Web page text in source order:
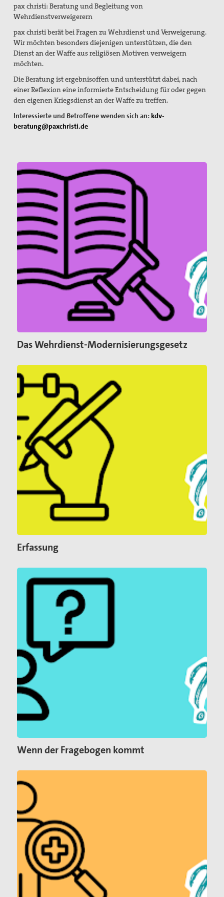
Die Pax Christi Kirche in Essen
Aktionen Kampagnen Wissenswertes
Aktion Aufschrei
atomwaffenfrei - jetzt
Ausstellung Frieden(s)gestalten
Kriegsdienstverweigerung
pax christi: Beratung und Begleitung von
Wehrdienstverweigerern
pax christi berät bei Fragen zu Wehrdienst und Verweigerung.
Wir möchten besonders diejenigen unterstützen, die den
Dienst an der Waffe aus religiösen Motiven verweigern
möchten.
Die Beratung ist ergebnisoffen und unterstützt dabei, nach
einer Reflexion eine informierte Entscheidung für oder gegen
den eigenen Kriegsdienst an der Waffe zu treffen.
Interessierte und Betroffene wenden sich an: kdv-
beratung@paxchristi.de
Das Wehrdienst-Modernisierungsgesetz
Erfassung
Wenn der Fragebogen kommt